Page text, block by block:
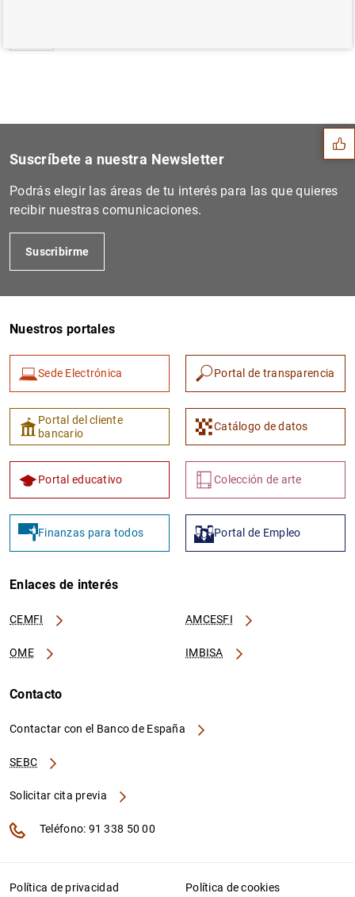
Sugerencias
1 2
Suscríbete a nuestra Newsletter
Podrás elegir las áreas de tu interés para las que quieres
recibir nuestras comunicaciones.
Suscribirme
Nuestros portales
Sede Electrónica Portal de transparencia
Portal del cliente
bancario
Catálogo de datos
Portal educativo Colección de arte
Finanzas para todos Portal de Empleo
Enlaces de interés
CEMFI AMCESFI
OME IMBISA
Contacto
Contactar con el Banco de España
SEBC
Solicitar cita previa
Teléfono: 91 338 50 00
Política de privacidad Política de cookies